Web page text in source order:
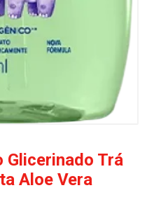
Glicerinado Trá
Aloe Vera